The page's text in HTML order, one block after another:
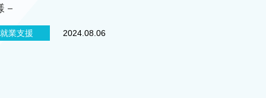
－
就業支援 2024.08.06